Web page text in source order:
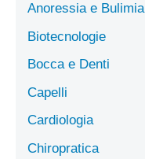
Anoressia e Bulimia
Biotecnologie
Bocca e Denti
Capelli
Cardiologia
Chiropratica